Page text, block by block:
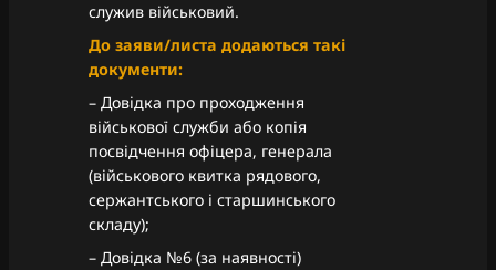
служив військовий.
До заяви/листа додаються такі
документи:
– Довідка про проходження
військової служби або копія
посвідчення офіцера, генерала
(військового квитка рядового,
сержантського і старшинського
складу);
– Довідка №6 (за наявності)